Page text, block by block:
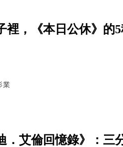
裡，《本日公休》的
業
．艾倫回憶錄》：